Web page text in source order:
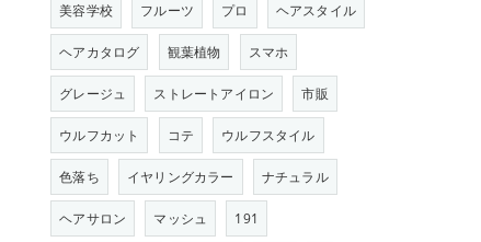
美容学校 フルーツ プロ ヘアスタイル
ヘアカタログ 観葉植物 スマホ
グレージュ ストレートアイロン 市販
ウルフカット コテ ウルフスタイル
色落ち イヤリングカラー ナチュラル
ヘアサロン マッシュ 191